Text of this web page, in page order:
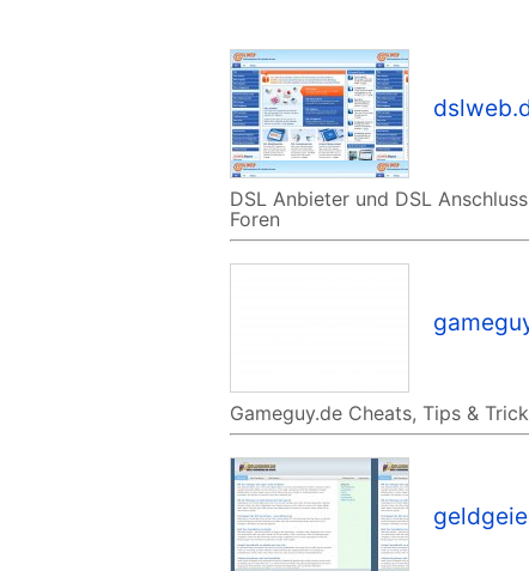
DSL Anbieter und DSL
Foren
Gameguy.de Cheats, Tips &